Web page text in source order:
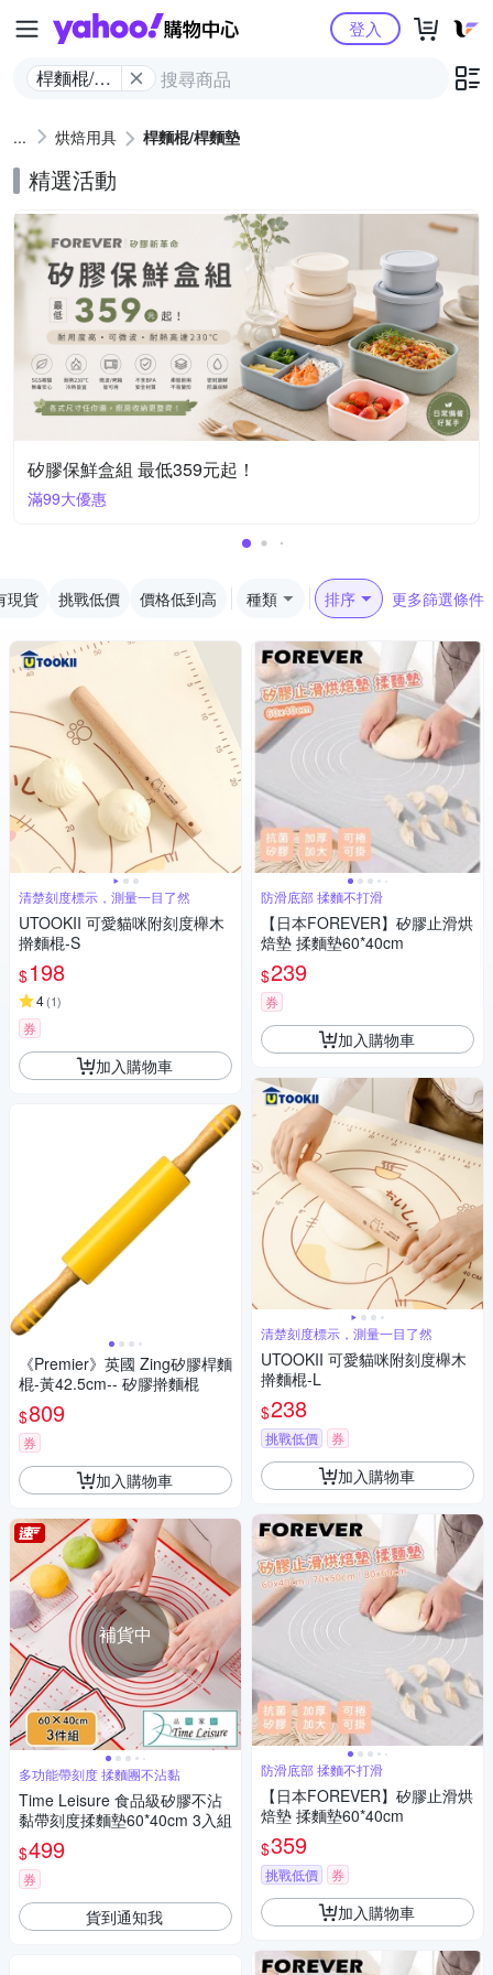
Yahoo購物中心
桿麵棍/桿
登入
烘焙用具 桿麵棍/桿麵墊
精選活動
矽膠保鮮盒組 最低359元起！
滿99大優惠
現貨 挑戰低價 價格低到高 種類 排序 更多篩選條件
清楚刻度標示，測量一目了然
UTOOKII 可愛貓咪附刻度櫸木
擀麵棍-S
$198
4(1)
券
加入購物車
《Premier》英國 Zing矽膠桿麵
棍-黃42.5cm-- 矽膠擀麵棍
$809
券
加入購物車
補貨中
多功能帶刻度 揉麵團不沾黏
Time Leisure 食品級矽膠不沾
黏帶刻度揉麵墊60*40cm 3入組
$499
券
貨到通知我
防滑底部 揉麵不打滑
【日本FOREVER】矽膠止滑烘
焙墊 揉麵墊60*40cm
$239
券
加入購物車
清楚刻度標示，測量一目了然
UTOOKII 可愛貓咪附刻度櫸木
擀麵棍-L
$238
挑戰低價 券
加入購物車
防滑底部 揉麵不打滑
【日本FOREVER】矽膠止滑烘
焙墊 揉麵墊60*40cm
$359
挑戰低價 券
加入購物車